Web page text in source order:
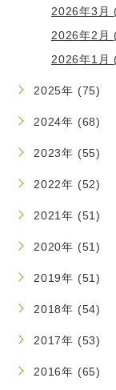
2026年3月
2026年2月
2026年1月
2025年 (75)
2024年 (68)
2023年 (55)
2022年 (52)
2021年 (51)
2020年 (51)
2019年 (51)
2018年 (54)
2017年 (53)
2016年 (65)